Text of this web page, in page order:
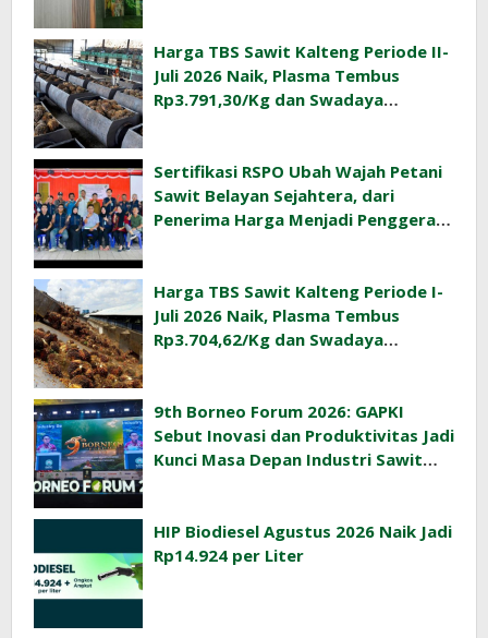
Harga TBS Sawit Kalteng Periode II-
Juli 2026 Naik, Plasma Tembus
Rp3.791,30/Kg dan Swadaya
Sertifikasi RSPO Ubah Wajah Petani
Sawit Belayan Sejahtera, dari
Penerima Harga Menjadi Penggerak
Harga TBS Sawit Kalteng Periode I-
Juli 2026 Naik, Plasma Tembus
Rp3.704,62/Kg dan Swadaya
9th Borneo Forum 2026: GAPKI
Sebut Inovasi dan Produktivitas Jadi
Kunci Masa Depan Industri Sawit
HIP Biodiesel Agustus 2026 Naik Jadi
Rp14.924 per Liter